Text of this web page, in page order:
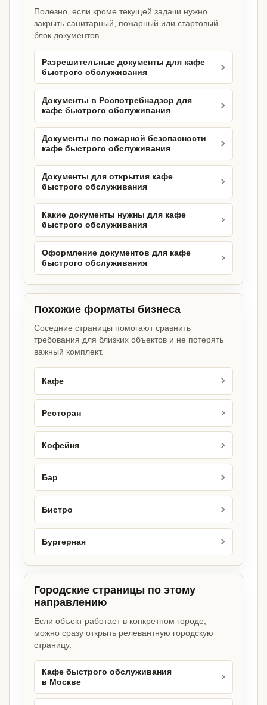
Полезно, если кроме текущей задачи нужно
закрыть санитарный, пожарный или стартовый
блок документов.
Разрешительные документы для кафе
быстрого обслуживания
Документы в Роспотребнадзор для
кафе быстрого обслуживания
Документы по пожарной безопасности
кафе быстрого обслуживания
Документы для открытия кафе
быстрого обслуживания
Какие документы нужны для кафе
быстрого обслуживания
Оформление документов для кафе
быстрого обслуживания
Похожие форматы бизнеса
Соседние страницы помогают сравнить
требования для близких объектов и не потерять
важный комплект.
Кафе
Ресторан
Кофейня
Бар
Бистро
Бургерная
Городские страницы по этому
направлению
Если объект работает в конкретном городе,
можно сразу открыть релевантную городскую
страницу.
Кафе быстрого обслуживания
в Москве